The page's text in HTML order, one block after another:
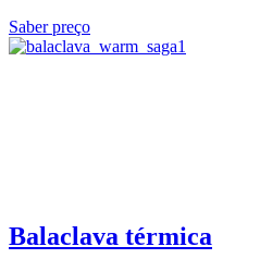
Saber preço
Balaclava térmica